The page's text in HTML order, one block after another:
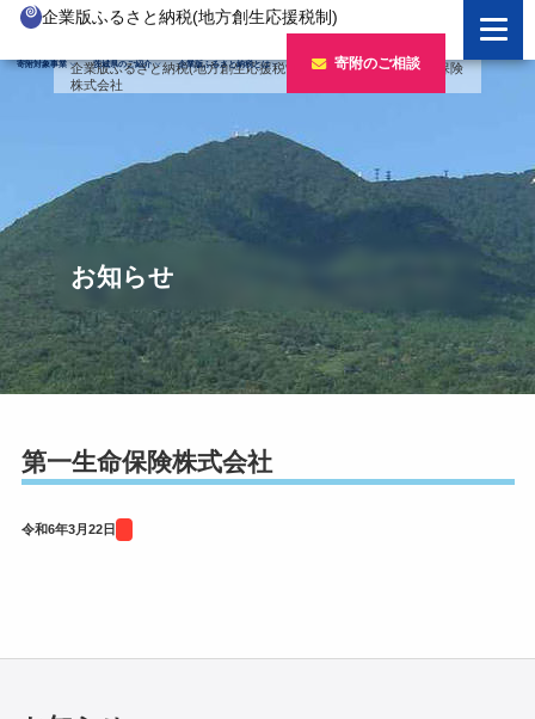
企業版ふるさと納税(地方創生応援税制)
寄附対象事業 茨城県のご紹介 企業版ふるさと納税とは 寄附のご相談
企業版ふるさと納税とは
制度の概要
企業版ふるさと納税(人材派遣型)
寄附をいただいた企業様
寄附対象事業のご紹介
新しい豊かさを推進する事業
新しい安心安全を推進する事業
新しい人財育成を推進する事業
新しい夢・希望を推進する事業
事業検索フォーム
茨城県のご紹介
茨城のポテンシャル
「新しい茨城」への4つのチャレンジ
寄附をいただいた企業様
令和7年度寄附企業一覧
令和6年度寄附企業一覧
令和5年度寄附企業一覧
令和4年度寄附企業一覧
企業版ふるさと納税(地方創生応援税制) >寄附企業>第一生命保険
株式会社
お知らせ
第一生命保険株式会社
令和6年3月22日